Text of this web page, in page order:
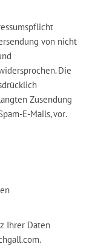
von nicht
Die
Zusendung
E-Mails, vor.
Ihrer Daten